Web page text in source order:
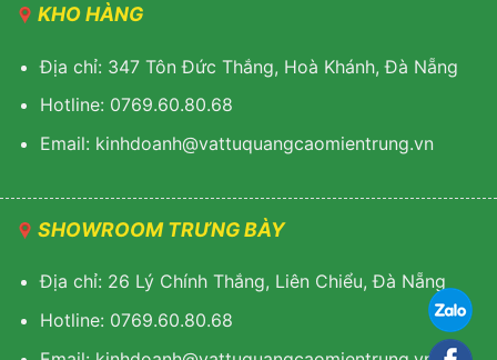
KHO HÀNG
Địa chỉ: 347 Tôn Đức Thắng, Hoà Khánh, Đà Nẵng
Hotline: 0769.60.80.68
Email: kinhdoanh@vattuquangcaomientrung.vn
SHOWROOM TRƯNG BÀY
Địa chỉ: 26 Lý Chính Thắng, Liên Chiểu, Đà Nẵng
Hotline: 0769.60.80.68